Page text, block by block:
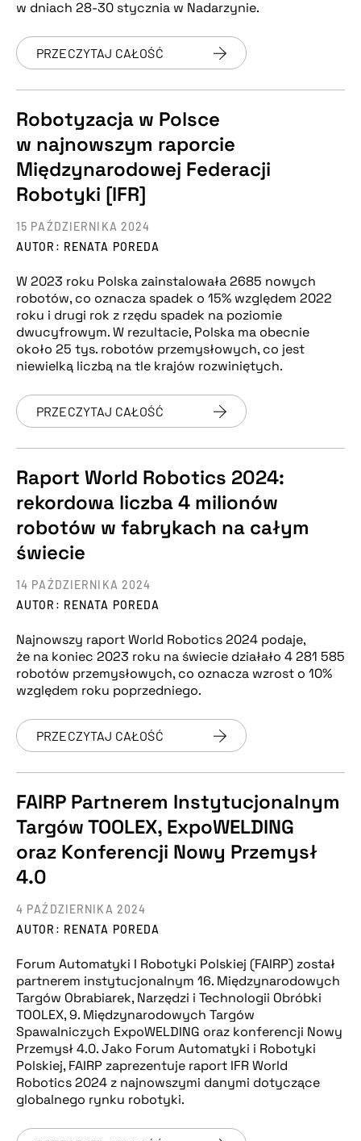
w dniach 28-30 stycznia w Nadarzynie.
PRZECZYTAJ CAŁOŚĆ
Robotyzacja w Polsce
w najnowszym raporcie
Międzynarodowej Federacji
Robotyki [IFR]
AUTOR: RENATA POREDA
15 PAŹDZIERNIKA 2024
W 2023 roku Polska zainstalowała 2685 nowych
robotów, co oznacza spadek o 15% względem 2022
roku i drugi rok z rzędu spadek na poziomie
dwucyfrowym. W rezultacie, Polska ma obecnie
około 25 tys. robotów przemysłowych, co jest
niewielką liczbą na tle krajów rozwiniętych.
PRZECZYTAJ CAŁOŚĆ
Raport World Robotics 2024:
rekordowa liczba 4 milionów
robotów w fabrykach na całym
świecie
AUTOR: RENATA POREDA
14 PAŹDZIERNIKA 2024
Najnowszy raport World Robotics 2024 podaje,
że na koniec 2023 roku na świecie działało 4 281 585
robotów przemysłowych, co oznacza wzrost o 10%
względem roku poprzedniego.
PRZECZYTAJ CAŁOŚĆ
FAIRP Partnerem Instytucjonalnym
Targów TOOLEX, ExpoWELDING
oraz Konferencji Nowy Przemysł
4.0
AUTOR: RENATA POREDA
4 PAŹDZIERNIKA 2024
Forum Automatyki I Robotyki Polskiej (FAIRP) został
partnerem instytucjonalnym 16. Międzynarodowych
Targów Obrabiarek, Narzędzi i Technologii Obróbki
TOOLEX, 9. Międzynarodowych Targów
Spawalniczych ExpoWELDING oraz konferencji Nowy
Przemysł 4.0. Jako Forum Automatyki i Robotyki
Polskiej, FAIRP zaprezentuje raport IFR World
Robotics 2024 z najnowszymi danymi dotyczące
globalnego rynku robotyki.